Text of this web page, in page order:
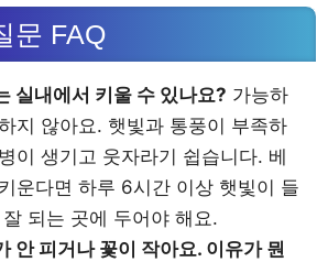
문 FAQ
실내에서 키울 수 있나요? 가능하
지 않아요. 햇빛과 통풍이 부족하
이 생기고 웃자라기 쉽습니다. 베
운다면 하루 6시간 이상 햇빛이 들
되는 곳에 두어야 해요.
안 피거나 꽃이 작아요. 이유가 뭔